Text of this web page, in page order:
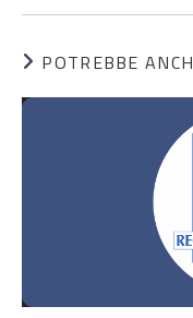
POTREBBE